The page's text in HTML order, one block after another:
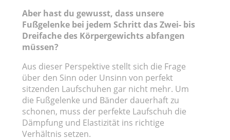
Aber hast du gewusst, dass unsere
Fußgelenke bei jedem Schritt das Zwei- bis
Dreifache des Körpergewichts abfangen
müssen?
Aus dieser Perspektive stellt sich die Frage
über den Sinn oder Unsinn von perfekt
sitzenden Laufschuhen gar nicht mehr. Um
die Fußgelenke und Bänder dauerhaft zu
schonen, muss der perfekte Laufschuh die
Dämpfung und Elastizität ins richtige
Verhältnis setzen.